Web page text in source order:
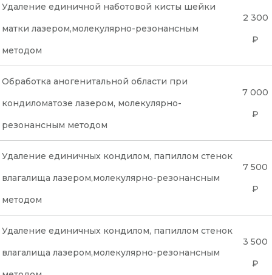
Удаление единичной наботовой кисты шейки
матки лазером,молекулярно-резонансным
методом
2 300
₽
Обработка аногенитальной области при
кондиломатозе лазером, молекулярно-
резонансным методом
7 000
₽
Удаление единичных кондилом, папиллом стенок
влагалища лазером,молекулярно-резонансным
методом
7 500
₽
Удаление единичных кондилом, папиллом стенок
влагалища лазером,молекулярно-резонансным
3 500
₽